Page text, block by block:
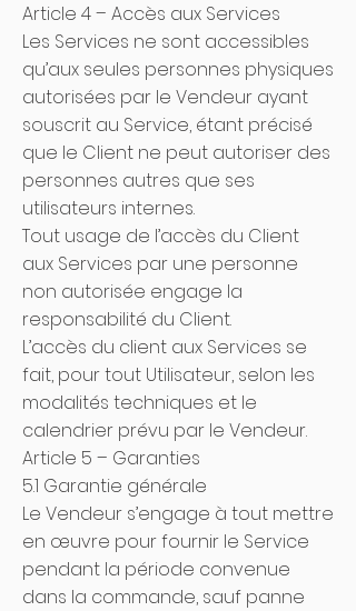
Article 4 – Accès aux Services
Les Services ne sont accessibles
qu’aux seules personnes physiques
autorisées par le Vendeur ayant
souscrit au Service, étant précisé
que le Client ne peut autoriser des
personnes autres que ses
utilisateurs internes.
Tout usage de l’accès du Client
aux Services par une personne
non autorisée engage la
responsabilité du Client.
L’accès du client aux Services se
fait, pour tout Utilisateur, selon les
modalités techniques et le
calendrier prévu par le Vendeur.
Article 5 – Garanties
5.1 Garantie générale
Le Vendeur s’engage à tout mettre
en œuvre pour fournir le Service
pendant la période convenue
dans la commande, sauf panne